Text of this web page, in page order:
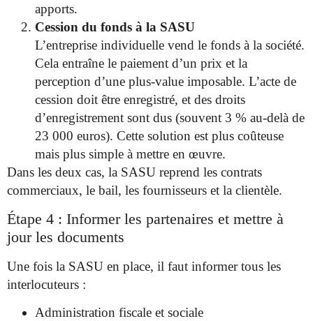
apports.
Cession du fonds à la SASU
L’entreprise individuelle vend le fonds à la société.
Cela entraîne le paiement d’un prix et la
perception d’une plus-value imposable. L’acte de
cession doit être enregistré, et des droits
d’enregistrement sont dus (souvent 3 % au-delà de
23 000 euros). Cette solution est plus coûteuse
mais plus simple à mettre en œuvre.
Dans les deux cas, la SASU reprend les contrats
commerciaux, le bail, les fournisseurs et la clientèle.
Étape 4 : Informer les partenaires et mettre à
jour les documents
Une fois la SASU en place, il faut informer tous les
interlocuteurs :
Administration fiscale et sociale